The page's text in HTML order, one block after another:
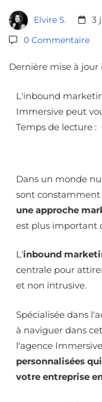
?
Elvire S. 3
0 Commentaire
Dernière mise à jour
L'inbound
Immersive peut
Temps de lecture
Dans un monde
sont constamment
une approche
est plus important
L'inbound
centrale pour
et non intrusive.
Spécialisée dans
à naviguer dans
l'agence
personnalisées
votre entreprise